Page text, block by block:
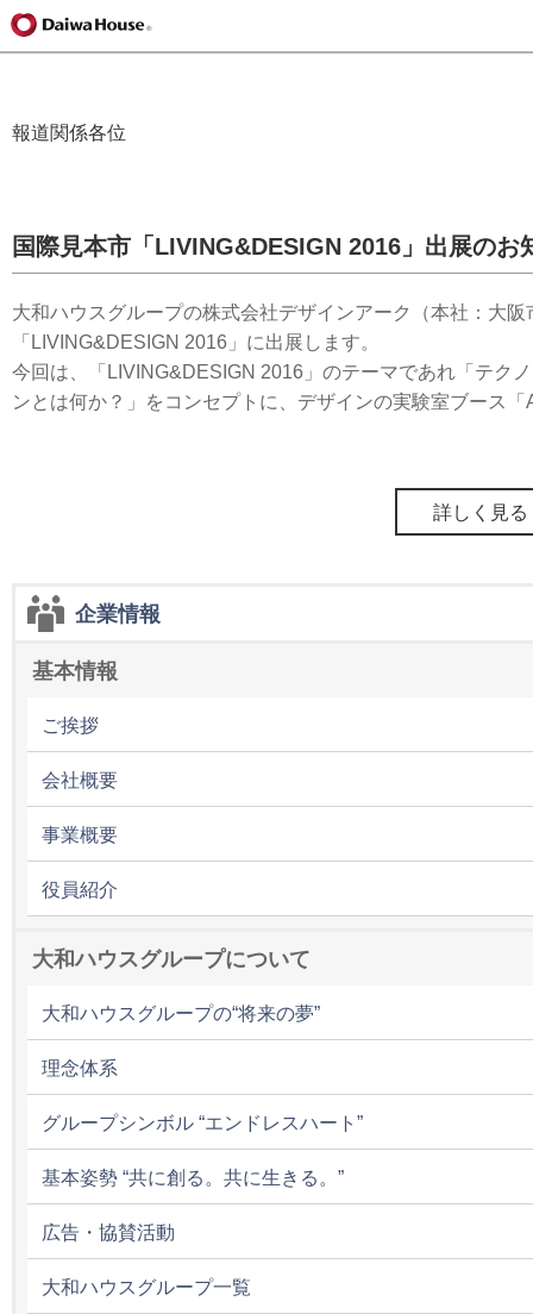
報道関係各位
国際見本市「LIVING&DESIGN 2016」出展のお
大和ハウスグループの株式会社デザインアーク（本社：大
「LIVING&DESIGN 2016」に出展します。
今回は、「LIVING&DESIGN 2016」のテーマであれ「テク
ンとは何か？」をコンセプトに、デザインの実験室ブース
詳しく見る
企業情報
基本情報
ご挨拶
会社概要
事業概要
役員紹介
大和ハウスグループについて
大和ハウスグループの“将来の夢”
理念体系
グループシンボル “エンドレスハート”
基本姿勢 “共に創る。共に生きる。”
広告・協賛活動
大和ハウスグループ一覧